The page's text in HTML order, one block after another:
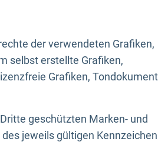
der verwendeten Grafiken,
selbst erstellte Grafiken,
Grafiken,
geschützten Marken- und
jeweils gültigen